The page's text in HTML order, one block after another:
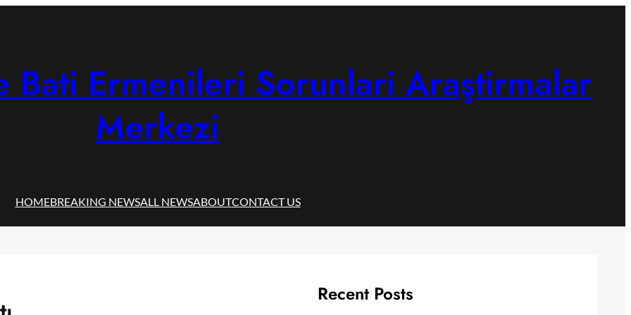
Bati Ermenileri Sorunlari Araştirmalar
Merkezi
HOMEBREAKING NEWSALL NEWSABOUTCONTACT US
Recent Posts